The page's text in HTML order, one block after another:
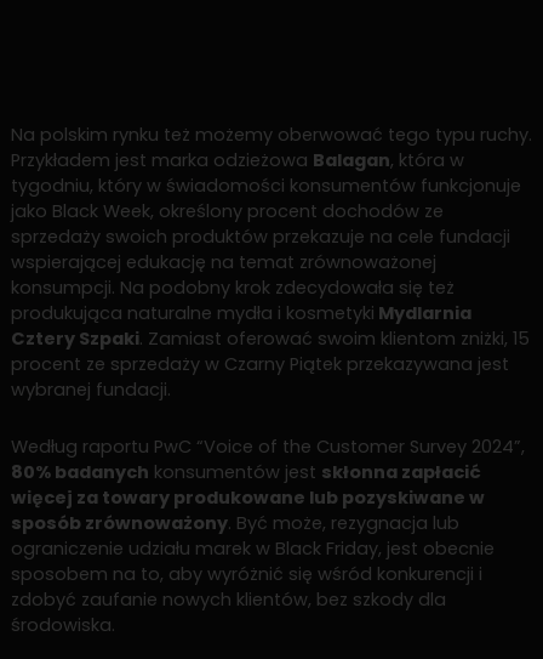
Na polskim rynku też możemy oberwować tego typu ruchy.
Przykładem jest marka odzieżowa Balagan, która w
tygodniu, który w świadomości konsumentów funkcjonuje
jako Black Week, określony procent dochodów ze
sprzedaży swoich produktów przekazuje na cele fundacji
wspierającej edukację na temat zrównoważonej
konsumpcji. Na podobny krok zdecydowała się też
produkująca naturalne mydła i kosmetyki Mydlarnia
Cztery Szpaki. Zamiast oferować swoim klientom zniżki, 15
procent ze sprzedaży w Czarny Piątek przekazywana jest
wybranej fundacji.
Według raportu PwC “Voice of the Customer Survey 2024”,
80% badanych konsumentów jest skłonna zapłacić
więcej za towary produkowane lub pozyskiwane w
sposób zrównoważony. Być może, rezygnacja lub
ograniczenie udziału marek w Black Friday, jest obecnie
sposobem na to, aby wyróżnić się wśród konkurencji i
zdobyć zaufanie nowych klientów, bez szkody dla
środowiska.